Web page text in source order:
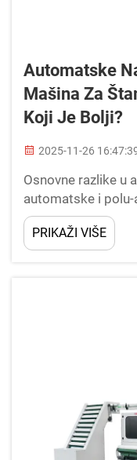
Automatske
Mašina Za
Koji Je Bolji?
2025-11-26
Osnovne razlike u
automatske i
štampanje
automatskih i
štampanje
PRIKAŽI VIŠE